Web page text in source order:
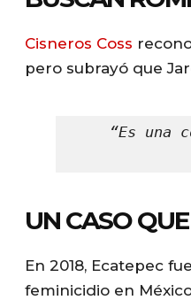
Cisneros Coss
pero subrayó que
“Es una
UN CASO
En 2018, Ecatepec
feminicidio en